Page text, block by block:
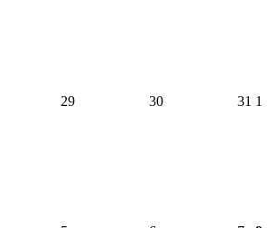
29 30 31 1